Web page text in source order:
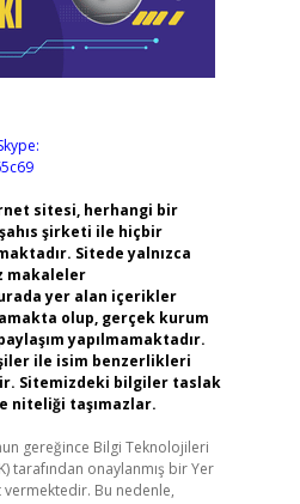
sitesi, herhangi bir
şirketi ile hiçbir
Sitede yalnızca
makaleler
yer alan içerikler
olup, gerçek kurum
yapılmamaktadır.
ile isim benzerlikleri
Sitemizdeki bilgiler taslak
niteliği taşımazlar.
gereğince Bilgi Teknolojileri
tarafından onaylanmış bir Yer
vermektedir. Bu nedenle,